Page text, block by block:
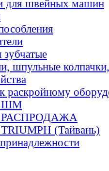
для швейных машин
зубчатые
шпульные
раскройному
ШМ
РАСПРОДАЖА
(Тайвань)